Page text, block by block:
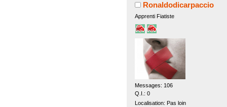
Ronaldodicarpaccio
Apprenti Fiatiste
Messages: 106
Q.I.: 0
Localisation: Pas loin